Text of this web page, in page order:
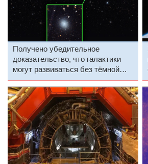
Получено убедительное
доказательство, что галактики
могут развиваться без тёмной
материи